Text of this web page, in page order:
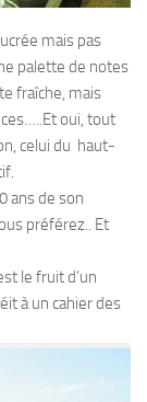
mais pas
palette de notes
fraîche, mais
oui, tout
celui du haut-
ans de son
préférez.. Et
le fruit d’un
à un cahier des